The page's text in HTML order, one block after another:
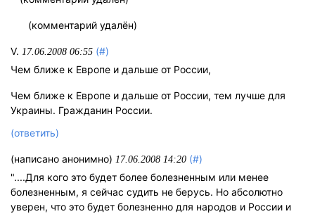
(комментарий удалён)
V. 17.06.2008 06:55 (#)
Чем ближе к Европе и дальше от России,
Чем ближе к Европе и дальше от России, тем лучше для
Украины. Гражданин России.
(ответить)
(написано анонимно) 17.06.2008 14:20 (#)
"....Для кого это будет более болезненным или менее
болезненным, я сейчас судить не берусь. Но абсолютно
уверен, что это будет болезненно для народов и России и